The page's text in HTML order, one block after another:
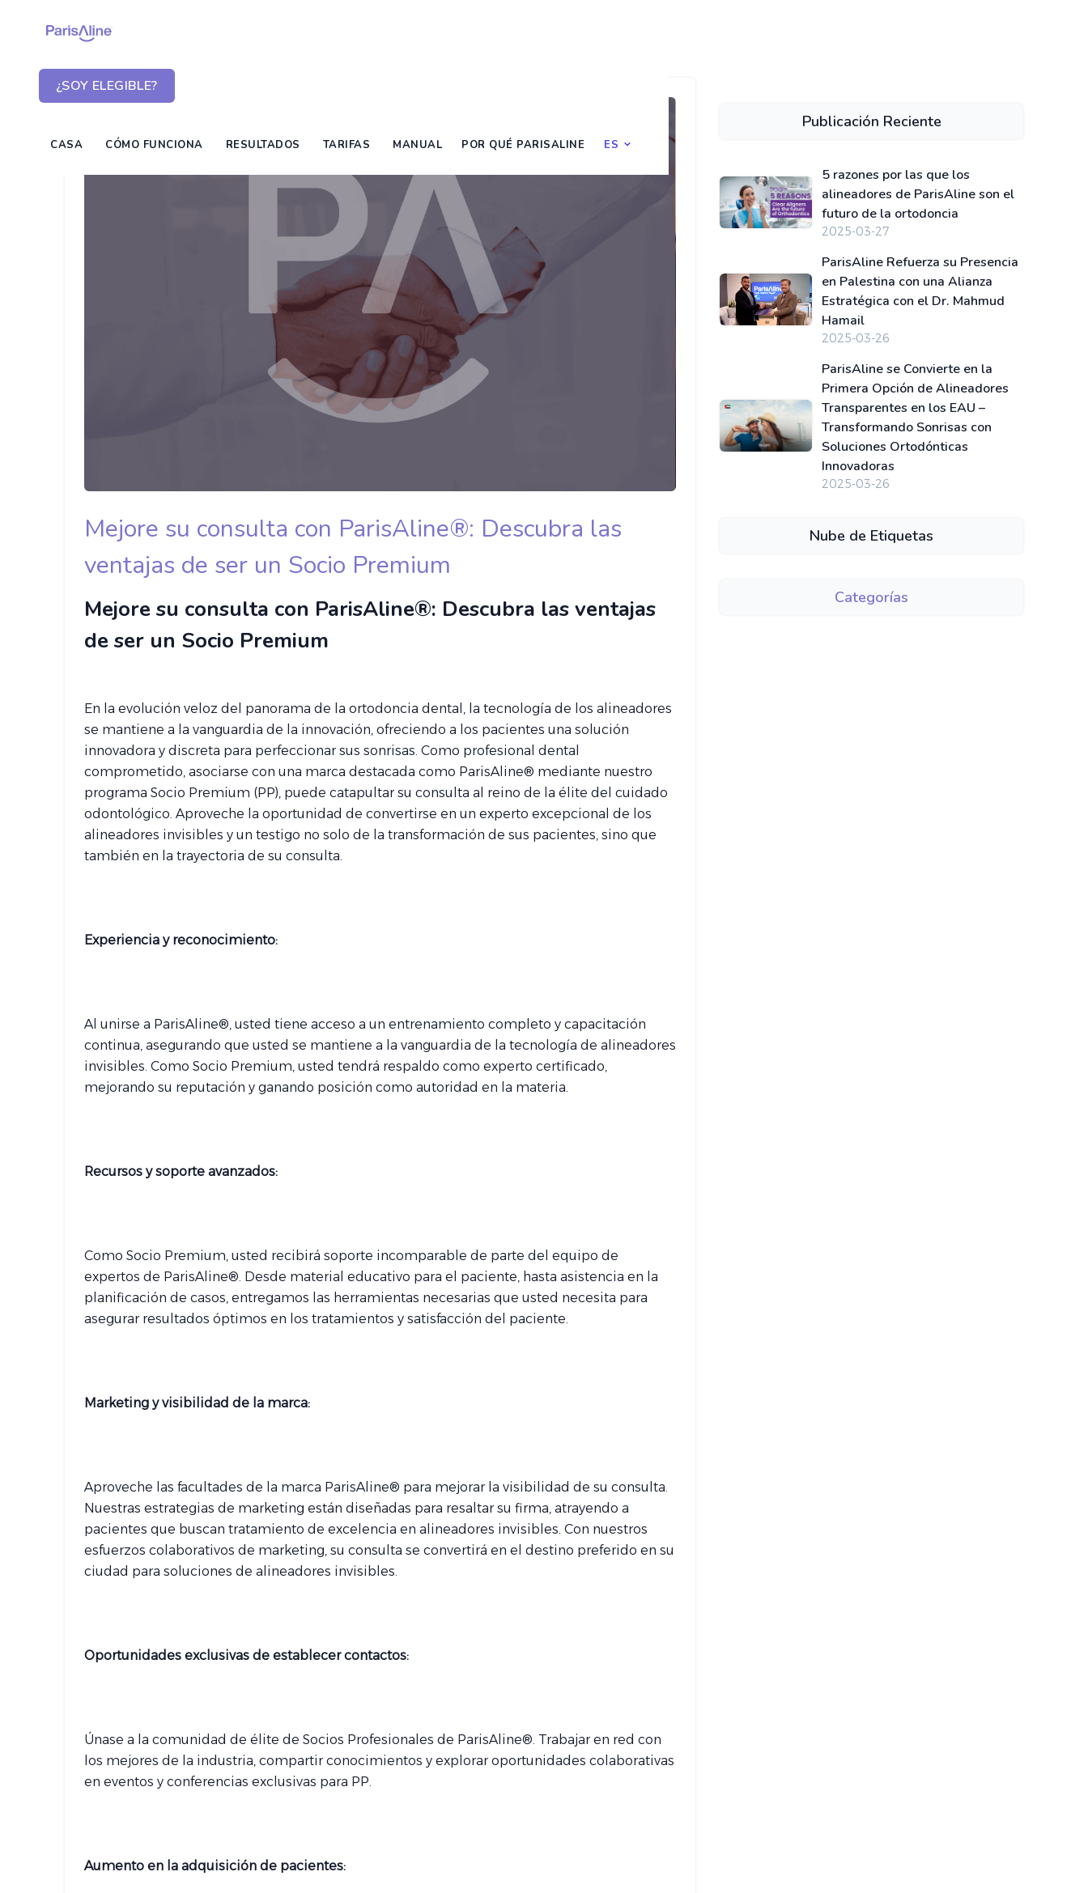
¿SOY ELEGIBLE?
CASA CÓMO FUNCIONA RESULTADOS TARIFAS MANUAL POR QUÉ PARISALINE ES
Mejore su consulta con ParisAline®: Descubra las
ventajas de ser un Socio Premium
Mejore su consulta con ParisAline®: Descubra las ventajas
de ser un Socio Premium
En la evolución veloz del panorama de la ortodoncia dental, la tecnología de los alineadores
se mantiene a la vanguardia de la innovación, ofreciendo a los pacientes una solución
innovadora y discreta para perfeccionar sus sonrisas. Como profesional dental
comprometido, asociarse con una marca destacada como ParisAline® mediante nuestro
programa Socio Premium (PP), puede catapultar su consulta al reino de la élite del cuidado
odontológico. Aproveche la oportunidad de convertirse en un experto excepcional de los
alineadores invisibles y un testigo no solo de la transformación de sus pacientes, sino que
también en la trayectoria de su consulta.
Experiencia y reconocimiento:
Al unirse a ParisAline®, usted tiene acceso a un entrenamiento completo y capacitación
continua, asegurando que usted se mantiene a la vanguardia de la tecnología de alineadores
invisibles. Como Socio Premium, usted tendrá respaldo como experto certificado,
mejorando su reputación y ganando posición como autoridad en la materia.
Recursos y soporte avanzados:
Como Socio Premium, usted recibirá soporte incomparable de parte del equipo de
expertos de ParisAline®. Desde material educativo para el paciente, hasta asistencia en la
planificación de casos, entregamos las herramientas necesarias que usted necesita para
asegurar resultados óptimos en los tratamientos y satisfacción del paciente.
Marketing y visibilidad de la marca:
Aproveche las facultades de la marca ParisAline® para mejorar la visibilidad de su consulta.
Nuestras estrategias de marketing están diseñadas para resaltar su firma, atrayendo a
pacientes que buscan tratamiento de excelencia en alineadores invisibles. Con nuestros
esfuerzos colaborativos de marketing, su consulta se convertirá en el destino preferido en su
ciudad para soluciones de alineadores invisibles.
Oportunidades exclusivas de establecer contactos:
Únase a la comunidad de élite de Socios Profesionales de ParisAline®. Trabajar en red con
los mejores de la industria, compartir conocimientos y explorar oportunidades colaborativas
en eventos y conferencias exclusivas para PP.
Aumento en la adquisición de pacientes:
Publicación Reciente
5 razones por las que los
alineadores de ParisAline son el
futuro de la ortodoncia
2025-03-27
ParisAline Refuerza su Presencia
en Palestina con una Alianza
Estratégica con el Dr. Mahmud
Hamail
2025-03-26
ParisAline se Convierte en la
Primera Opción de Alineadores
Transparentes en los EAU –
Transformando Sonrisas con
Soluciones Ortodónticas
Innovadoras
2025-03-26
Nube de Etiquetas
Categorías